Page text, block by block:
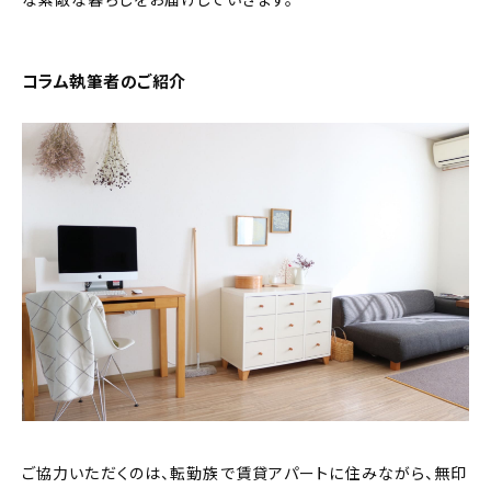
おすすめの記事
キッチン
暮らし
daily mukuri / アイテム
カテゴリー一覧
新着記事
コラム執筆者のご紹介
ご協力いただくのは、転勤族で賃貸アパートに住みながら、無印